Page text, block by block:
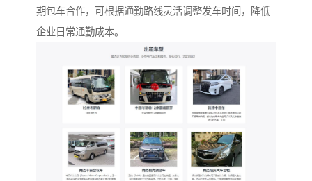
期包车合作，可根据通勤路线灵活调整发车时间，降低
企业日常通勤成本。